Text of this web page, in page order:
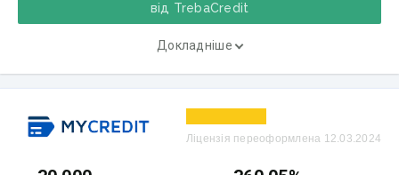
від TrebaCredit
Докладніше
Ліцензія переоформлена 12.03.2024